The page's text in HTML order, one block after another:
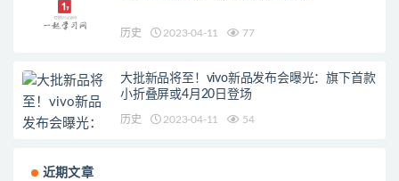
历史 2023-04-11 77
大批新品将至！vivo新品发布会曝光：旗下首款
小折叠屏或4月20日登场
历史 2023-04-11 54
近期文章